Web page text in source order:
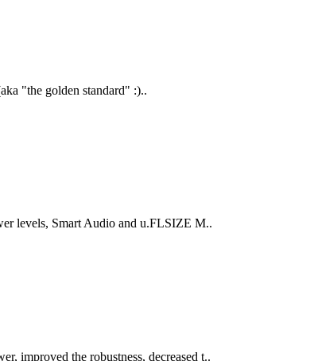
"the golden standard" :)..
levels, Smart Audio and u.FLSIZE M..
improved the robustness, decreased t..